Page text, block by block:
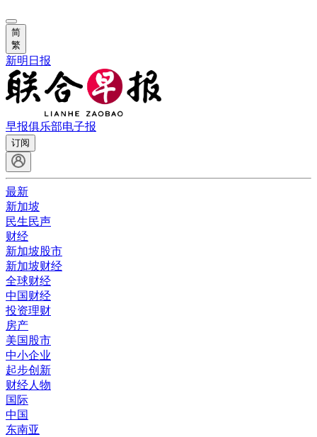
简
繁
新明日报
早报俱乐部电子报
订阅
最新
新加坡
民生民声
财经
新加坡股市
新加坡财经
全球财经
中国财经
投资理财
房产
美国股市
中小企业
起步创新
财经人物
国际
中国
东南亚